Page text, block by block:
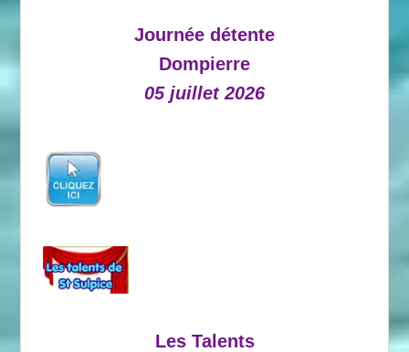
Journée détente
Dompierre
05 juillet 2026
Les Talents